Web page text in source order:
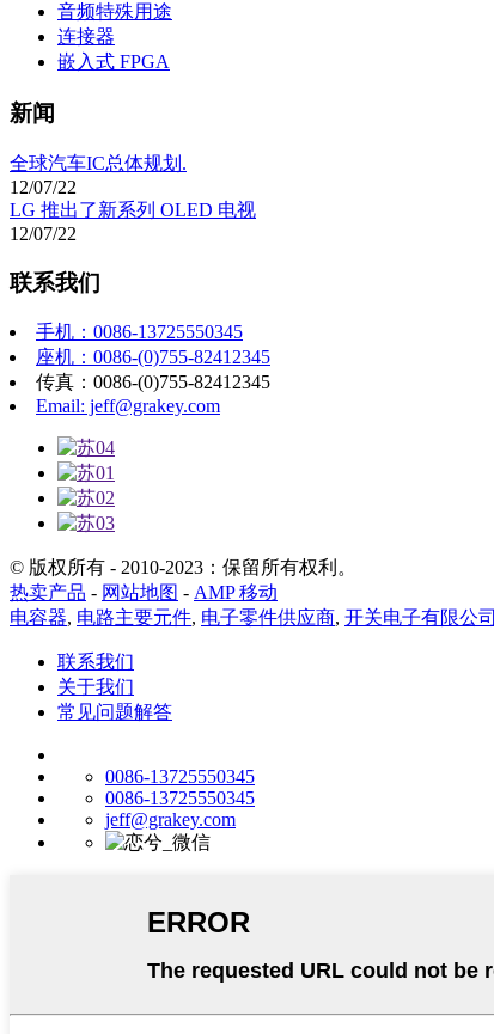
音频特殊用途
连接器
嵌入式 FPGA
新闻
全球汽车IC总体规划.
12/07/22
LG 推出了新系列 OLED 电视
12/07/22
联系我们
手机：0086-13725550345
座机：0086-(0)755-82412345
传真：0086-(0)755-82412345
Email: jeff@grakey.com
© 版权所有 - 2010-2023：保留所有权利。
热卖产品 - 网站地图 - AMP 移动
电容器, 电路主要元件, 电子零件供应商, 开关电子有限公司
联系我们
关于我们
常见问题解答
0086-13725550345
0086-13725550345
jeff@grakey.com